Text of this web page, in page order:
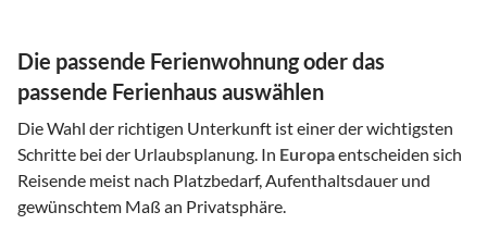
Die passende Ferienwohnung oder das
passende Ferienhaus auswählen
Die Wahl der richtigen Unterkunft ist einer der wichtigsten
Schritte bei der Urlaubsplanung. In Europaentscheiden sich
Reisende meist nach Platzbedarf, Aufenthaltsdauer und
gewünschtem Maß an Privatsphäre.